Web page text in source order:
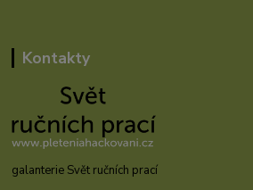
Kontakty
galanterie Svět ručních prací